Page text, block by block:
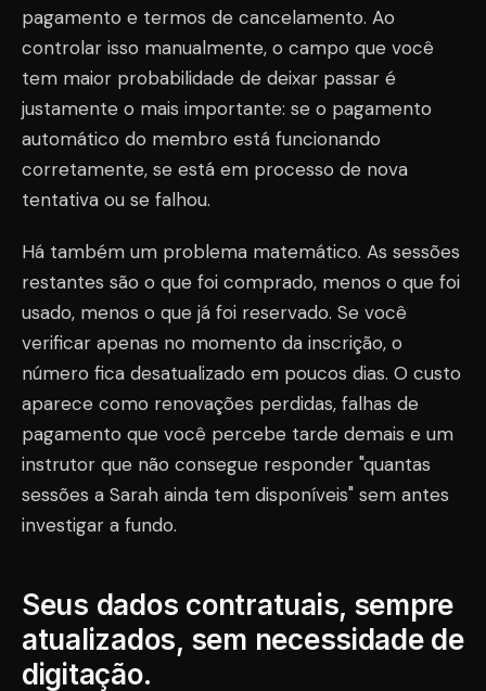
pagamento e termos de cancelamento. Ao
controlar isso manualmente, o campo que você
tem maior probabilidade de deixar passar é
justamente o mais importante: se o pagamento
automático do membro está funcionando
corretamente, se está em processo de nova
tentativa ou se falhou.
Há também um problema matemático. As sessões
restantes são o que foi comprado, menos o que foi
usado, menos o que já foi reservado. Se você
verificar apenas no momento da inscrição, o
número fica desatualizado em poucos dias. O custo
aparece como renovações perdidas, falhas de
pagamento que você percebe tarde demais e um
instrutor que não consegue responder "quantas
sessões a Sarah ainda tem disponíveis" sem antes
investigar a fundo.
Seus dados contratuais, sempre
atualizados, sem necessidade de
digitação.